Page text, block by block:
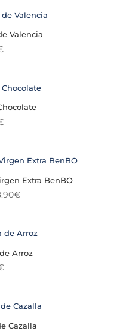
Valencia
Extra BenBO
€Rango
desde
6.90€
Arroz
Cazalla